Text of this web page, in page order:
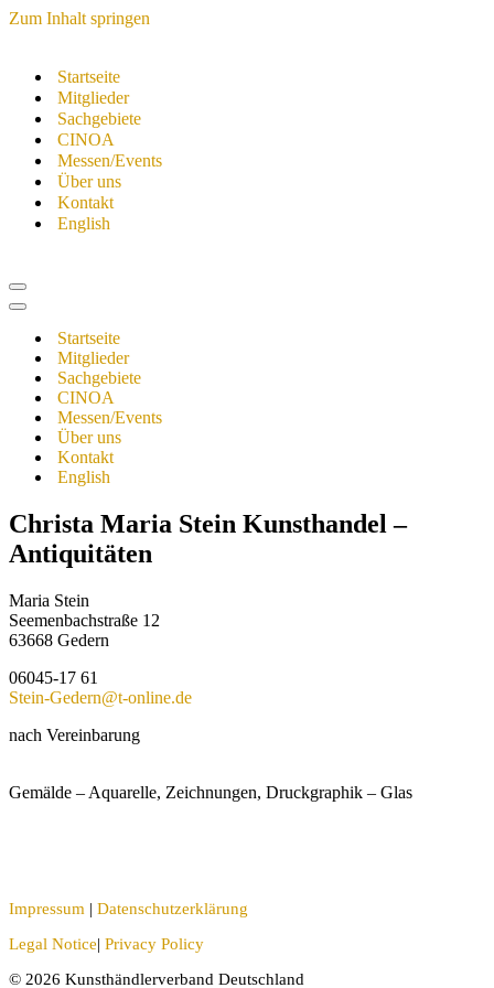
Zum Inhalt springen
Startseite
Mitglieder
Sachgebiete
CINOA
Messen/Events
Über uns
Kontakt
English
Navigationsmenü
Navigationsmenü
Startseite
Mitglieder
Sachgebiete
CINOA
Messen/Events
Über uns
Kontakt
English
Christa Maria Stein Kunsthandel –
Antiquitäten
Maria Stein
Seemenbachstraße 12
63668 Gedern
06045-17 61
Stein-Gedern@t-online.de
nach Vereinbarung
Gemälde – Aquarelle, Zeichnungen, Druckgraphik – Glas
Impressum | Datenschutzerklärung
Legal Notice| Privacy Policy
© 2026 Kunsthändlerverband Deutschland